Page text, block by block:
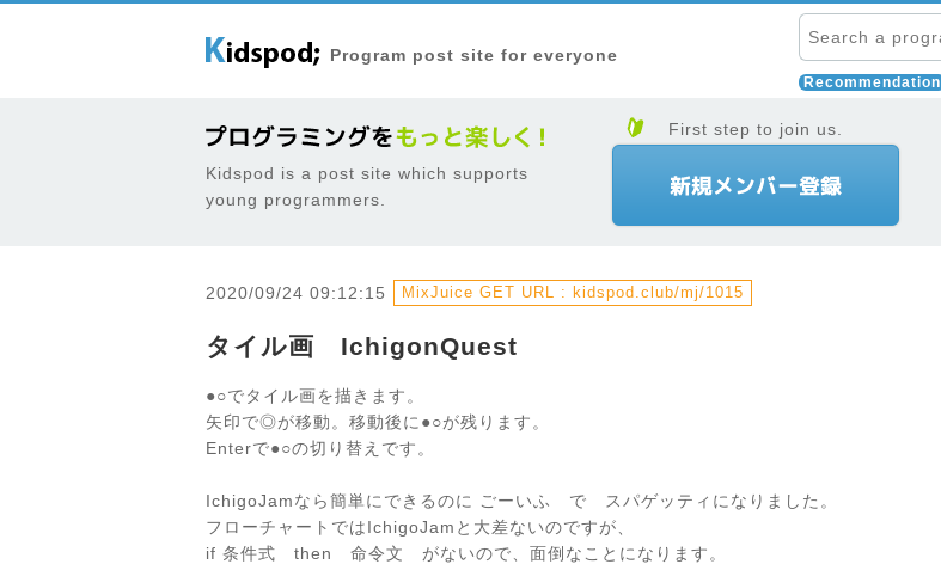
Program post site for everyone
Recommendation
Kidspod is a post site which supports
young programmers.
First step to join us.
2020/09/24 09:12:15 MixJuice GET URL : kidspod.club/mj/1015
タイル画 IchigonQuest
●○でタイル画を描きます。
矢印で◎が移動。移動後に●○が残ります。
Enterで●○の切り替えです。
IchigoJamなら簡単にできるのに ごーいふ で スパゲッティになりました。
フローチャートではIchigoJamと大差ないのですが、
if 条件式 then 命令文 がないので、面倒なことになります。